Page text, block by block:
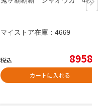
マイストア在庫： 4669
税込 8958
カートに入れる